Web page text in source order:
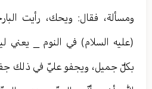
ومسألة، فقال: ويحك، رأيت
(عليه السلام) في النوم _ يعني
بكلّ جميل، ويجفو عليّ في ذلك